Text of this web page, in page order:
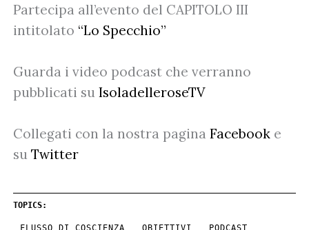
Partecipa all’evento del CAPITOLO III
intitolato “Lo Specchio”
Guarda i video podcast che verranno
pubblicati su IsoladelleroseTV
Collegati con la nostra pagina Facebook e
su Twitter
TOPICS:
FLUSSO DI COSCIENZA OBIETTIVI PODCAST